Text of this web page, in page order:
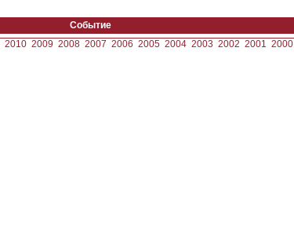
Событие
2010 2009 2008 2007 2006 2005 2004 2003 2002 2001 2000